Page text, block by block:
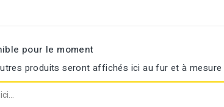
pour le moment
produits seront affichés ici au fur et à